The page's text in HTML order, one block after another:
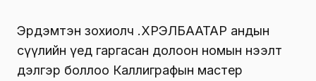
Эрдэмтэн зохиолч Ү.ХҮРЭЛБААТАР андын
сүүлийн үед гаргасан долоон номын нээлт
дэлгэр боллоо Каллиграфын мастер